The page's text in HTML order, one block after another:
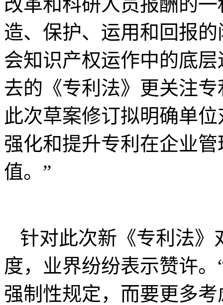
造、保护、运用和回报
会知识产权运作中的底
去的《专利法》更关注
此次草案修订拟明确单
强化和提升专利在企业
值。”
针对此次新《专利法》
度，业界纷纷表示赞许
强制性规定，而要更多